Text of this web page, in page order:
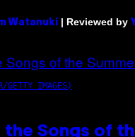
Watanuki | Reviewed by
GETTY IMAGES)
the Songs of